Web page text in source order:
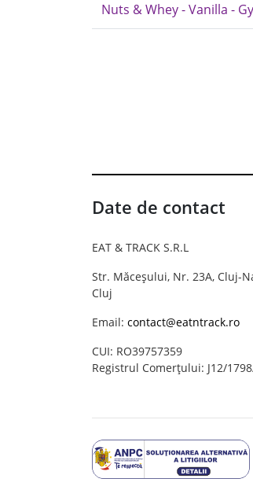
Nuts & Whey - Vanilla -
Date de contact
EAT & TRACK S.R.L
Str. Măceșului, Nr. 23A, Cluj-
Cluj
Email: contact@eatntrack.ro
CUI: RO39757359
Registrul Comerțului: J12/